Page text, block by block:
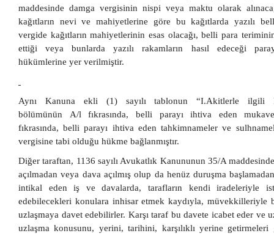
maddesinde damga vergisinin nispi veya maktu olarak
kağıtların nevi ve mahiyetlerine göre bu kağıtlarda yazılı
vergide kağıtların mahiyetlerinin esas olacağı, belli para
ettiği veya bunlarda yazılı rakamların hasıl edeceği
hükümlerine yer verilmiştir.
Aynı Kanuna ekli (1) sayılı tablonun “I.Akitlerle ilgili
bölümünün A/l fıkrasında, belli parayı ihtiva eden
fıkrasında, belli parayı ihtiva eden tahkimnameler ve
vergisine tabi olduğu hükme bağlanmıştır.
Diğer taraftan, 1136 sayılı Avukatlık Kanununun 35/A
açılmadan veya dava açılmış olup da henüz duruşma
intikal eden iş ve davalarda, tarafların kendi iradeleriyle
edebilecekleri konulara inhisar etmek kaydıyla, müvekkilleriyle
uzlaşmaya davet edebilirler. Karşı taraf bu davete icabet eder ve
uzlaşma konusunu, yerini, tarihini, karşılıklı yerine getirmeleri